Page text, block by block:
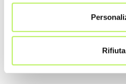
Rifiuta
Main